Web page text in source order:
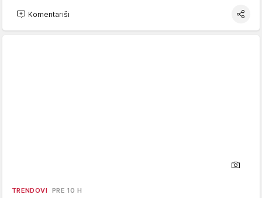
Komentariši
TRENDOVI PRE 10 H